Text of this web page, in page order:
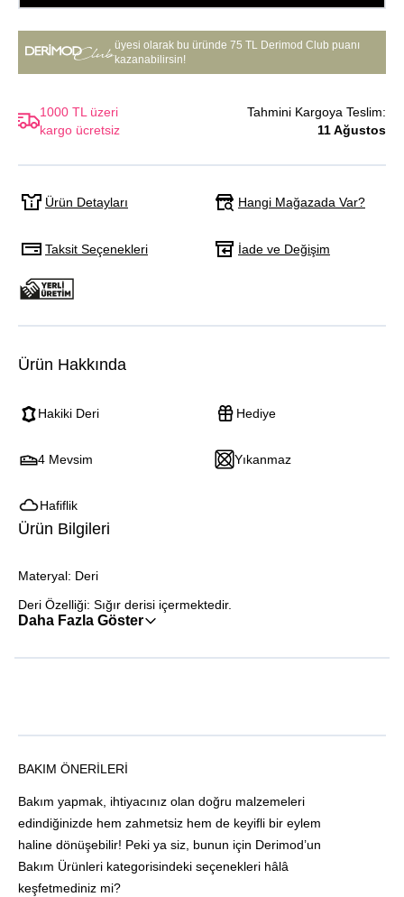
üyesi olarak bu üründe 75 TL Derimod Club puanı
kazanabilirsin!
1000 TL üzeri
kargo ücretsiz
Tahmini Kargoya Teslim:
11 Ağustos
Ürün Detayları Hangi Mağazada Var?
Taksit Seçenekleri İade ve Değişim
Ürün Hakkında
Hakiki Deri Hediye
4 Mevsim Yıkanmaz
Hafiflik
Ürün Bilgileri
Materyal: Deri
Deri Özelliği: Sığır derisi içermektedir.
Daha Fazla Göster
BAKIM ÖNERILERI
Bakım yapmak, ihtiyacınız olan doğru malzemeleri
edindiğinizde hem zahmetsiz hem de keyifli bir eylem
haline dönüşebilir! Peki ya siz, bunun için Derimod’un
Bakım Ürünleri kategorisindeki seçenekleri hâlâ
keşfetmediniz mi?